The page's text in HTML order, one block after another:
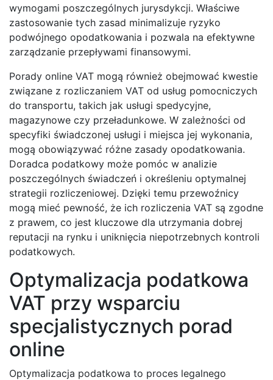
wymogami poszczególnych jurysdykcji. Właściwe
zastosowanie tych zasad minimalizuje ryzyko
podwójnego opodatkowania i pozwala na efektywne
zarządzanie przepływami finansowymi.
Porady online VAT mogą również obejmować kwestie
związane z rozliczaniem VAT od usług pomocniczych
do transportu, takich jak usługi spedycyjne,
magazynowe czy przeładunkowe. W zależności od
specyfiki świadczonej usługi i miejsca jej wykonania,
mogą obowiązywać różne zasady opodatkowania.
Doradca podatkowy może pomóc w analizie
poszczególnych świadczeń i określeniu optymalnej
strategii rozliczeniowej. Dzięki temu przewoźnicy
mogą mieć pewność, że ich rozliczenia VAT są zgodne
z prawem, co jest kluczowe dla utrzymania dobrej
reputacji na rynku i uniknięcia niepotrzebnych kontroli
podatkowych.
Optymalizacja podatkowa
VAT przy wsparciu
specjalistycznych porad
online
Optymalizacja podatkowa to proces legalnego